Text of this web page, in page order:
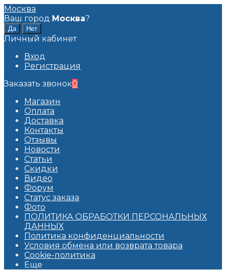
Москва
Ваш город Москва?
Личный кабинет
Вход
Регистрация
Заказать звонок0
Магазин
Оплата
Доставка
Контакты
Отзывы
Новости
Статьи
Скидки
Видео
Форум
Статус заказа
Фото
ПОЛИТИКА ОБРАБОТКИ ПЕРСОНАЛЬНЫХ
ДАННЫХ​
Политика конфиденциальности
Условия обмена или возврата товара
Cookie-политика
Еще